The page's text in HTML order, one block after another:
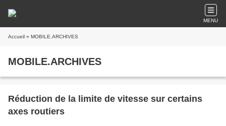
MENU
Accueil » MOBILE.ARCHIVES
MOBILE.ARCHIVES
Réduction de la limite de vitesse sur certains
axes routiers